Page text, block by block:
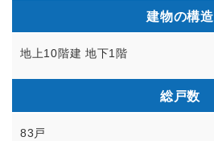
建物の構造
地上10階建 地下1階
総戸数
83戸